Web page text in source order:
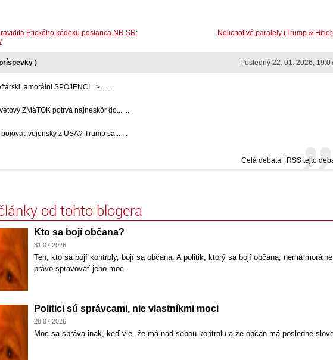
Nelichotivé paralely (Trump &
Etického kódexu poslanca NR SR:
Posledný 22. 01. 2026,
)
amorálni SPOJENCI =>... ...
ZMäTOK potrvá najneskôr do... ...
vojensky z USA? Trump sa... ...
Celá debata RSS tejto
od tohto blogera
Kto sa bojí občana?
31.07.2026
Ten, kto sa bojí kontroly, bojí sa občana. A politik, ktorý sa bojí občana, nemá morálne
právo spravovať jeho moc.
Politici sú správcami, nie vlastníkmi moci
28.07.2026
Moc sa správa inak, keď vie, že má nad sebou kontrolu a že občan má posledné